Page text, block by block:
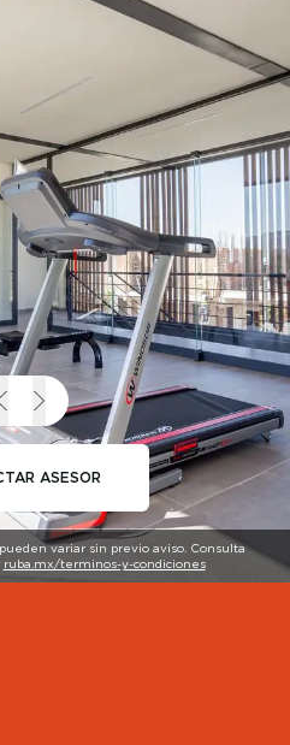
variar sin previo aviso. Consulta
ruba.mx/terminos-y-condiciones
ASESOR